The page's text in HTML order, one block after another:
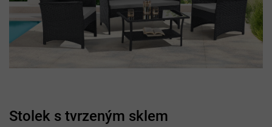
Stolek s tvrzeným sklem